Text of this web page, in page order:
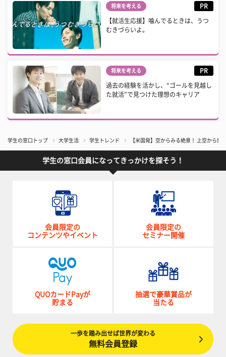
将来を考える PR
【就活生応援】噛んでるときは、うつ
むきづらいよ。
将来を考える PR
過去の経験を活かし、“ゴールを見越し
た就活”で見つけた理想のキャリア
学生の窓口トップ 大学生活 学生トレンド 【米国発】空からみる絶景！ 上空から撮
学生の窓口会員になってきっかけを探そう！
会員限定の
コンテンツやイベント
会員限定の
セミナー開催
QUOカードPayが
貯まる
抽選で豪華賞品が
当たる
一歩を踏み出せば世界が変わる
無料会員登録